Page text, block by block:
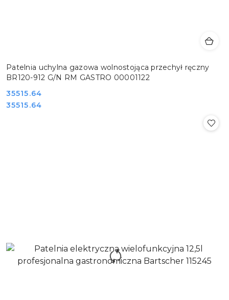
Patelnia uchylna gazowa wolnostojąca przechył ręczny
BR120-912 G/N RM GASTRO 00001122
Cena:
35515.64
Cena:
35515.64